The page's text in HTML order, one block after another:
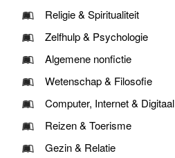
Religie & Spiritualiteit
Zelfhulp & Psychologie
Algemene nonfictie
Wetenschap & Filosofie
Computer, Internet & Digitaal
Reizen & Toerisme
Gezin & Relatie